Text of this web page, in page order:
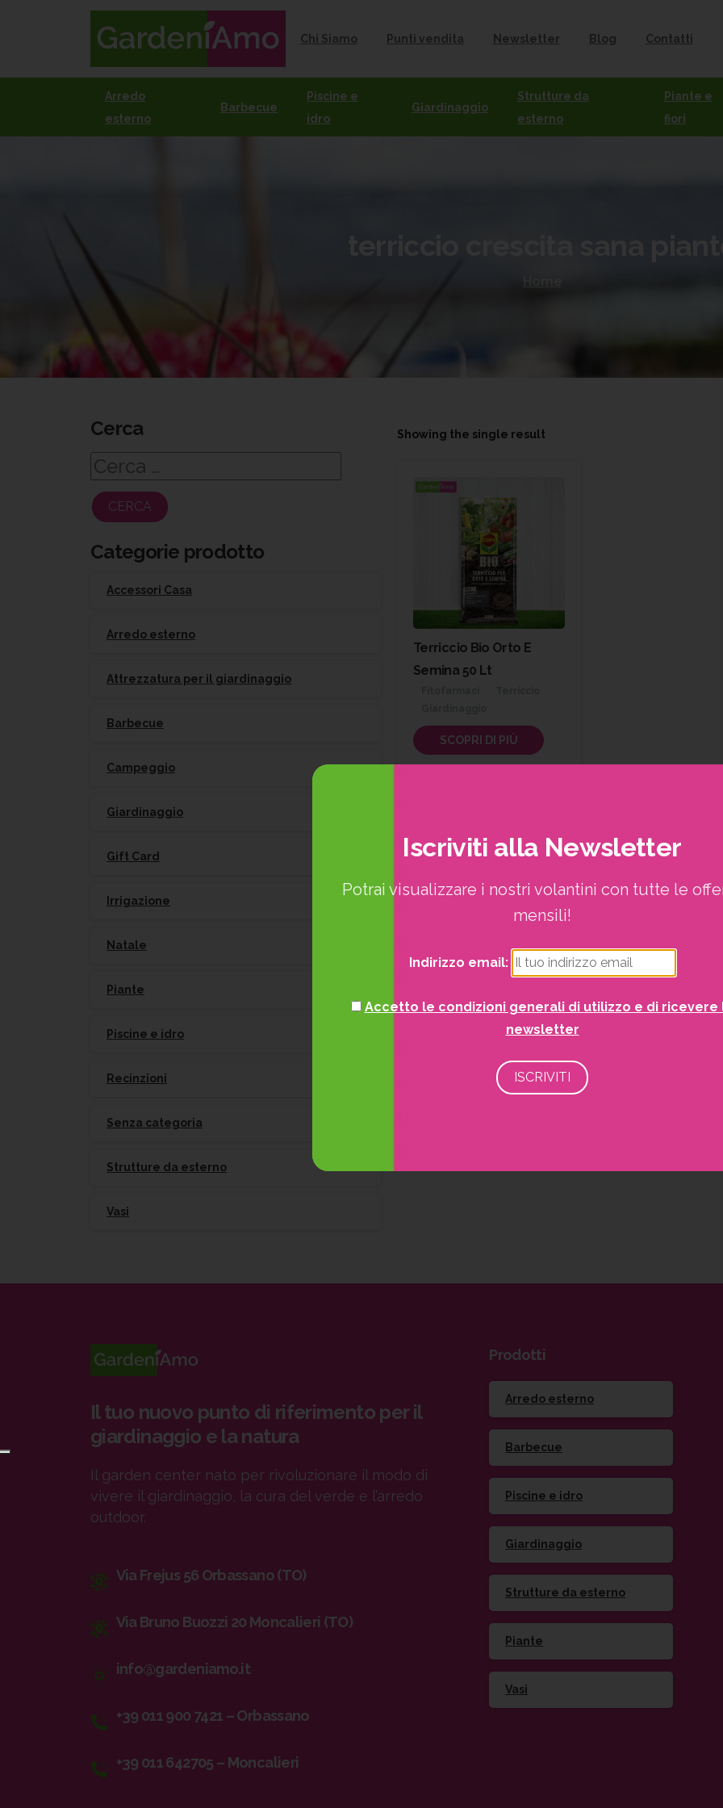
Chi Siamo Punti vendita Newsletter Blog Contatti
Arredo
esterno
Barbecue
Piscine e
idro
Giardinaggio
Strutture da
esterno
Piante e
fiori
Showing the single result
Terriccio Bio Orto E
Semina 50 Lt
SCOPRI DI PIÙ
Cerca
Ricerca
per:
Categorie prodotto
Accessori Casa
Arredo esterno
Attrezzatura per il giardinaggio
Barbecue
Campeggio
Giardinaggio
Gift Card
Irrigazione
Natale
Piante
Piscine e idro
Recinzioni
Senza categoria
Strutture da esterno
Vasi
Il tuo nuovo punto di riferimento per il
giardinaggio e la natura
Il garden center nato per rivoluzionare il modo di
vivere il giardinaggio, la cura del verde e l’arredo
outdoor.
Via Frejus 56 Orbassano (TO)
Via Bruno Buozzi 20 Moncalieri (TO)
info@gardeniamo.it
+39 011 900 7421 – Orbassano
+39 011 642705 – Moncalieri
Prodotti
Arredo esterno
Barbecue
Piscine e idro
Giardinaggio
Strutture da esterno
Piante
Vasi
Iscriviti alla Newsletter
Potrai visualizzare i nostri volantini con tutte le
mensili!
Indirizzo email:
Accetto le condizioni generali di utilizzo e di ricevere
newsletter